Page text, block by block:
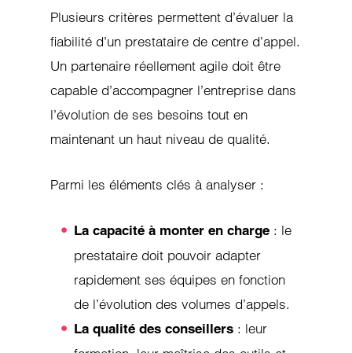
Plusieurs critères permettent d’évaluer la
fiabilité d’un prestataire de centre d’appel.
Un partenaire réellement agile doit être
capable d’accompagner l’entreprise dans
l’évolution de ses besoins tout en
maintenant un haut niveau de qualité.
Parmi les éléments clés à analyser :
La capacité à monter en charge : le
prestataire doit pouvoir adapter
rapidement ses équipes en fonction
de l’évolution des volumes d’appels.
La qualité des conseillers : leur